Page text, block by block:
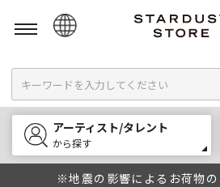
English
한국어
中文
アーティスト/タレント
から探す
※地震の影響によるお荷物